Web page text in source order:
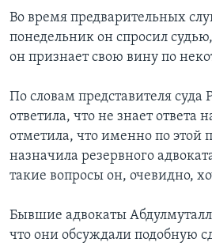
Во время предварительных
понедельник он спросил
он признает свою вину по
По словам представителя суда
ответила, что не знает ответа
отметила, что именно по этой
назначила резервного
такие вопросы он, очевидно,
Бывшие адвокаты
что они обсуждали подобную